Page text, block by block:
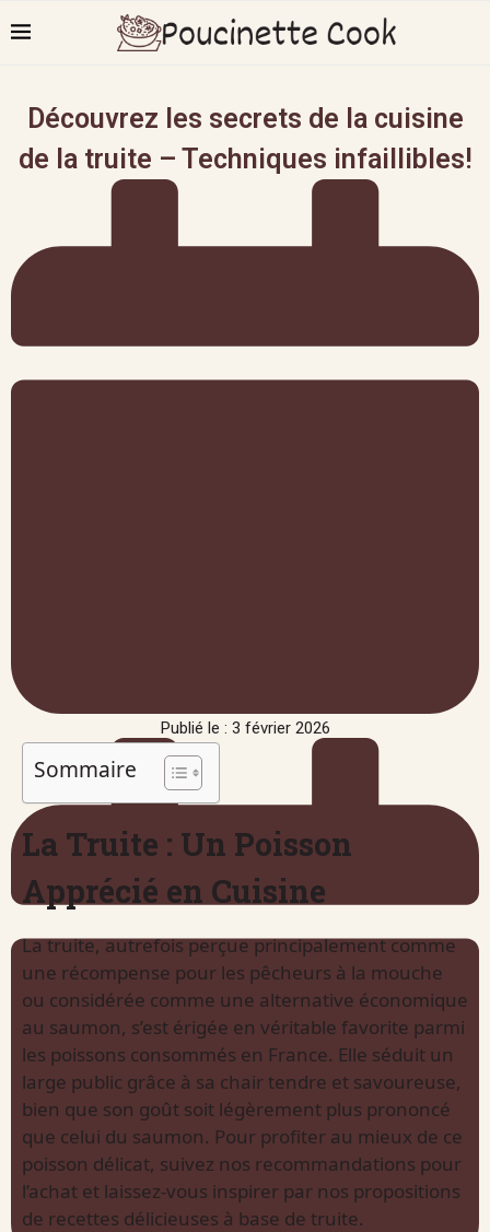
Découvrez les secrets de la cuisine
de la truite – Techniques infaillibles!
Publié le : 3 février 2026
Sommaire
La Truite : Un Poisson
Apprécié en Cuisine
La truite, autrefois perçue principalement comme
une récompense pour les pêcheurs à la mouche
ou considérée comme une alternative économique
au saumon, s’est érigée en véritable favorite parmi
les poissons consommés en France. Elle séduit un
large public grâce à sa chair tendre et savoureuse,
bien que son goût soit légèrement plus prononcé
que celui du saumon. Pour profiter au mieux de ce
poisson délicat, suivez nos recommandations pour
l’achat et laissez-vous inspirer par nos propositions
de recettes délicieuses à base de truite.